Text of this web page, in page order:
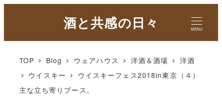
酒と共感の日々 MENU
TOP Blog ウェアハウス 洋酒＆酒場
洋酒
ウイスキー
ウイスキーフェス2018in東京（４）
主な立ち寄りブース。